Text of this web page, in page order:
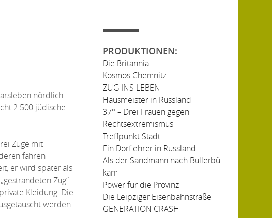
nördlich
2.500 jüdische
Züge mit
fahren
er wird später als
Zug“.
Kleidung. Die
werden.
PRODUKTIONEN:
Die Britannia
Kosmos Chemnitz
ZUG INS LEBEN
Hausmeister in Russland
37° – Drei Frauen gegen
Rechtsextremismus
Treffpunkt Stadt
Ein Dorflehrer in Russland
Als der Sandmann nach Bullerbü
kam
Power für die Provinz
Die Leipziger Eisenbahnstraße
GENERATION CRASH